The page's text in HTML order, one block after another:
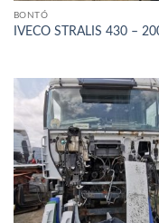
BONTÓ
IVECO STRALIS 430 –